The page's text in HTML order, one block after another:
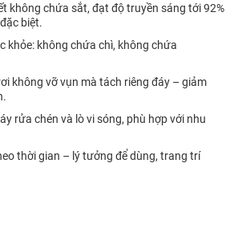
không chứa sắt, đạt độ truyền sáng tới 92%
biệt.
khỏe: không chứa chì, không chứa
không vỡ vụn mà tách riêng đáy – giảm
rửa chén và lò vi sóng, phù hợp với nhu
thời gian – lý tưởng để dùng, trang trí